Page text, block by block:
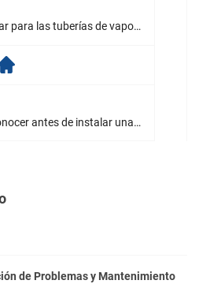
¿Qué válvula debería utilizar para las tuberías de vapor?
Puntos clave que debes conocer antes de instalar una válvula de retención
de Problemas y Mantenimiento